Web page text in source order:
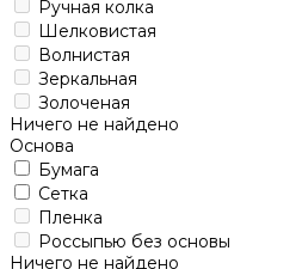
Ручная колка
Шелковистая
Волнистая
Зеркальная
Золоченая
Ничего не найдено
Основа
Бумага
Сетка
Пленка
Россыпью без основы
Ничего не найдено